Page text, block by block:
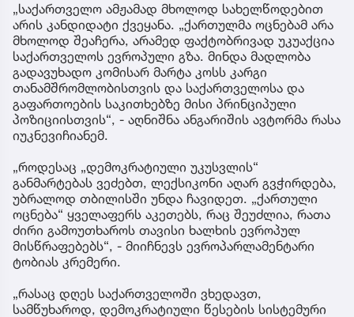
„საქართველო ამჟამად მხოლოდ სახელწოდებით
არის კანდიდატი ქვეყანა. „ქართულმა ოცნებამ არა
მხოლოდ შეაჩერა, არამედ ფაქტობრივად უკუაქცია
საქართველოს ევროპული გზა. მინდა მადლობა
გადავუხადო კომისარ მარტა კოსს კარგი
თანამშრომლობისთვის და საქართველოსა და
გაფართოების საკითხებზე მისი პრინციპული
პოზიციისთვის“, - აღნიშნა ანგარიშის ავტორმა რასა
იუკნევიჩიანემ.
„როდესაც „დემოკრატიული უკუსვლის“
განმარტებას ვეძებთ, ლექსიკონი აღარ გვჭირდება,
უბრალოდ თბილისში უნდა ჩავიდეთ. „ქართული
ოცნება“ ყველაფერს აკეთებს, რაც შეუძლია, რათა
ძირი გამოუთხაროს თავისი ხალხის ევროპულ
მისწრაფებებს“, - მიიჩნევს ევროპარლამენტარი
ტობიას კრემერი.
„რასაც დღეს საქართველოში ვხედავთ,
სამწუხაროდ, დემოკრატიული წესების სისტემური